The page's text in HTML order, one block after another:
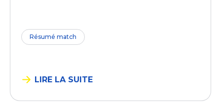
Résumé match
LIRE LA SUITE